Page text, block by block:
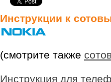
Инструкции к
(смотрите также
Инструкция для